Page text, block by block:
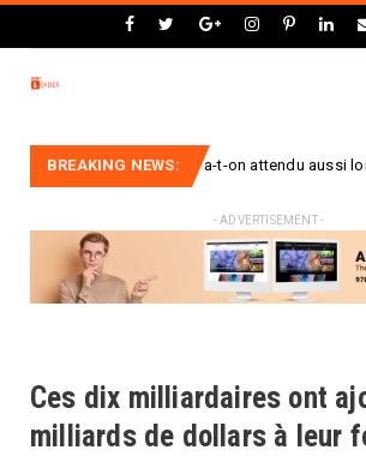
BREAKING NEWS:
: pourquoi a-t-on attendu aussi
- ADVERTISEMENT -
Ces dix milliardaires ont
milliards de dollars à leur